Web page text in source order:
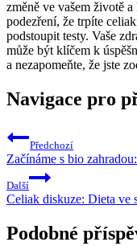
změně‌ ve⁣ vašem‌ životě
podezření, že trpíte
podstoupit testy. Vaše
může být klíčem k
a nezapomeňte, že jste
Navigace pro
Předchozí
Začínáme s bio
Další
Celiak diskuze: Dieta ve
Podobné